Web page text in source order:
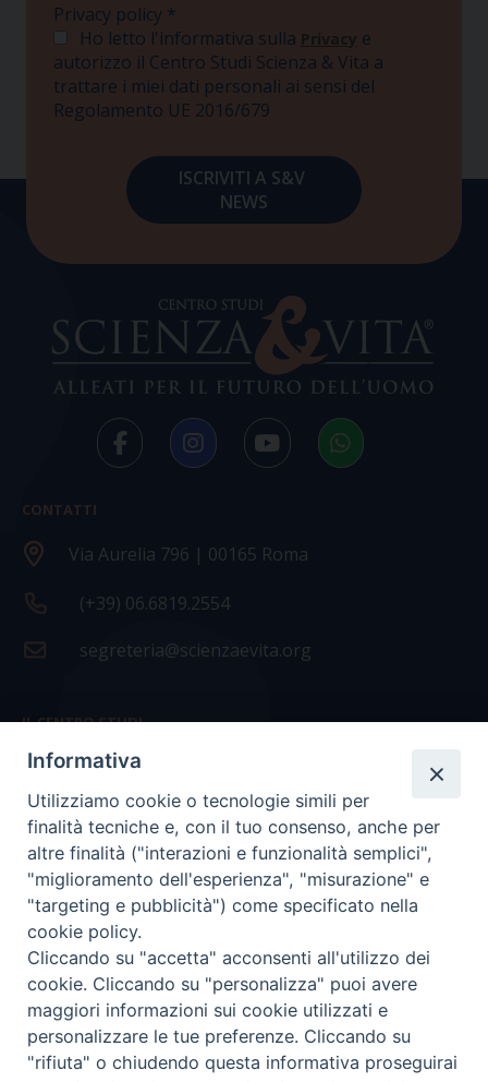
Privacy policy *
Ho letto l'informativa sulla Privacy e
autorizzo il Centro Studi Scienza & Vita a
trattare i miei dati personali ai sensi del
Regolamento UE 2016/679
CONTATTI
Via Aurelia 796 | 00165 Roma
(+39) 06.6819.2554
segreteria@scienzaevita.org
IL CENTRO STUDI
La nostra storia
Statuto
Presidenza e ufficio presidenza
Consiglio scientifico
Coordinamento nazionale
COPYRIGHT Scienza & Vita - C.F96600690588- Tutti i
Informativa
Utilizziamo cookie o tecnologie simili per
finalità tecniche e, con il tuo consenso, anche per
altre finalità ("interazioni e funzionalità semplici",
"miglioramento dell'esperienza", "misurazione" e
"targeting e pubblicità") come specificato nella
cookie policy.
Cliccando su "accetta" acconsenti all'utilizzo dei
cookie. Cliccando su "personalizza" puoi avere
maggiori informazioni sui cookie utilizzati e
personalizzare le tue preferenze. Cliccando su
"rifiuta" o chiudendo questa informativa proseguirai